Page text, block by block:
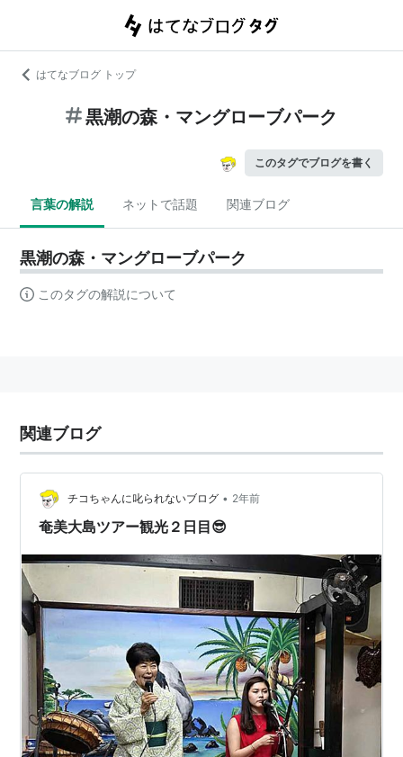
はてなブログ トップ
黒潮の森・マングローブパーク
このタグでブログを書く
言葉の解説 ネットで話題 関連ブログ
黒潮の森・マングローブパーク
このタグの解説について
関連ブログ
チコちゃんに叱られないブログ • 2年前
奄美大島ツアー観光２日目😎